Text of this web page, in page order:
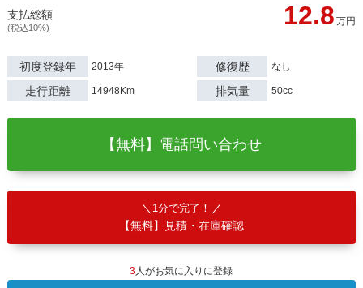
支払総額
(税込10%) 12.8 万円
初度登録年 2013年 修復歴 なし
走行距離 14948Km 排気量 50cc
【無料】電話問い合わせ
1分で完了！
【無料】見積・在庫確認
3 人がお気に入りに登録